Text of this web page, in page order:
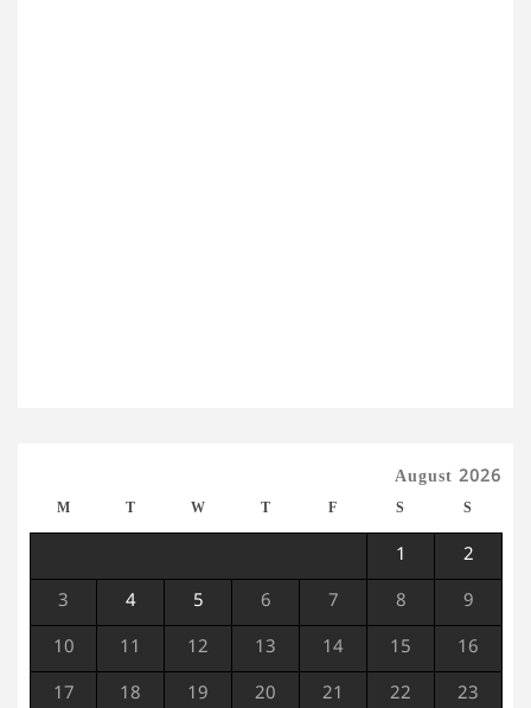
August 2026
M T W T F S S
1 2
3 4 5 6 7 8 9
10 11 12 13 14 15 16
17 18 19 20 21 22 23